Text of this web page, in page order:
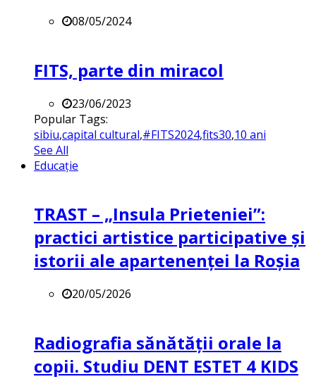
08/05/2024
FITS, parte din miracol
23/06/2023
Popular Tags:
sibiu,capital cultural,#FITS2024,fits30,10 ani
See All
Educație
TRAST – „Insula Prieteniei”:
practici artistice participative și
istorii ale apartenenței la Roșia
20/05/2026
Radiografia sănătății orale la
copii. Studiu DENT ESTET 4 KIDS